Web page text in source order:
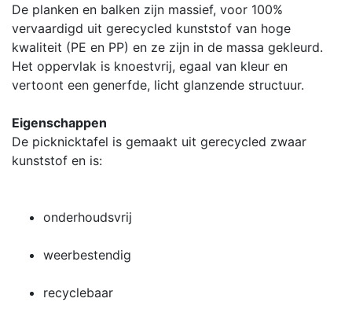
De planken en balken zijn massief, voor 100%
vervaardigd uit gerecycled kunststof van hoge
kwaliteit (PE en PP) en ze zijn in de massa gekleurd.
Het oppervlak is knoestvrij, egaal van kleur en
vertoont een generfde, licht glanzende structuur.
Eigenschappen
De picknicktafel is gemaakt uit gerecycled zwaar
kunststof en is:
onderhoudsvrij
weerbestendig
recyclebaar